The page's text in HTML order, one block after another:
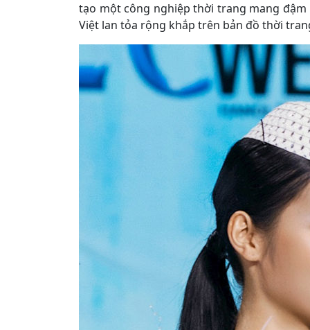
tạo một công nghiệp thời trang mang
Việt lan tỏa rộng khắp trên bản đồ thời